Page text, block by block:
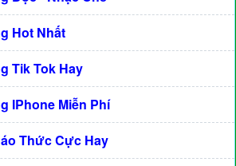
Hot Nhất
Tik Tok Hay
IPhone Miễn Phí
Thức Cực Hay